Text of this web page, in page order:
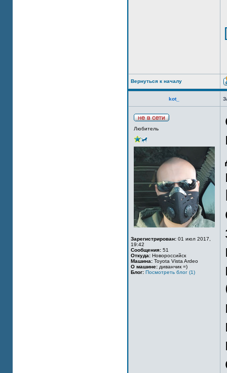
Вернуться к началу
kot_
Любитель
Зарегистрирован: 01 июл 2017,
19:42
Сообщения: 51
Откуда: Новороссийск
Машина: Toyota Vista Ardeo
О машине: диванчик =)
Блог: Посмотреть блог (1)